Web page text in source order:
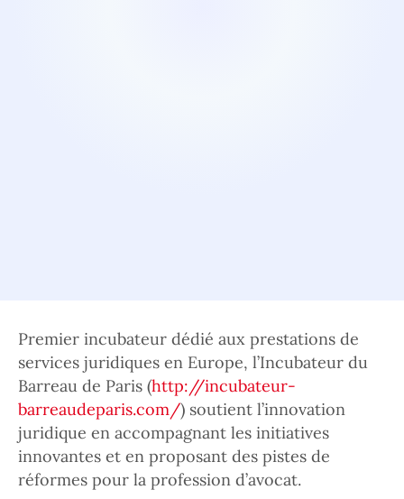
Premier incubateur dédié aux prestations de
services juridiques en Europe, l’Incubateur du
Barreau de Paris (http://incubateur-
barreaudeparis.com/) soutient l’innovation
juridique en accompagnant les initiatives
innovantes et en proposant des pistes de
réformes pour la profession d’avocat.